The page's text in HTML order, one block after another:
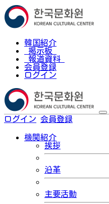
韓国紹介
掲示板
報道資料
会員登録
ログイン
ログイン 会員登録
機関紹介
挨拶
沿革
主要活動